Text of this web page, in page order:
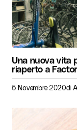
Una nuova vita
riaperto a
5 Novembre 2020di